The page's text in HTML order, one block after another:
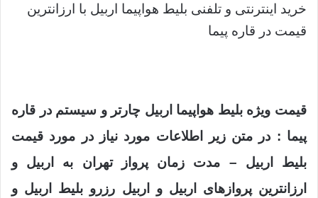
خرید اینترنتی و تلفنی بلیط هواپیما اربیل با ارزانترین
قیمت در قاره پیما
قیمت ویژه بلیط هواپیما اربیل چارتر و سیستم در قاره
پیما : در متن زیر اطلاعات مورد نیاز در مورد قیمت
بلیط اربیل – مدت زمان پرواز تهران به اربیل و
ارزانترین پروازهای اربیل و اربیل رزرو بلیط اربیل و